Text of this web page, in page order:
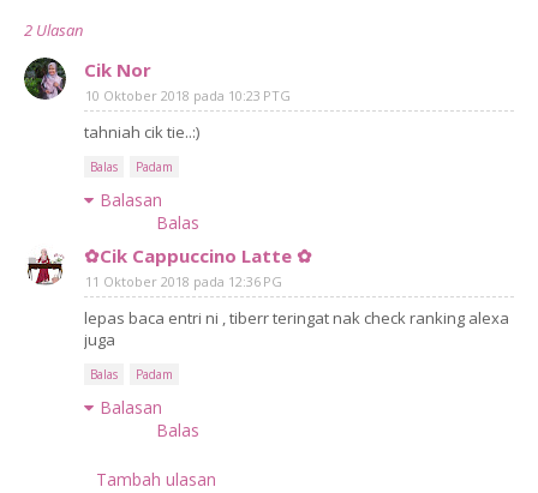
2 Ulasan
Cik Nor
10 Oktober 2018 pada 10:23 PTG
tahniah cik tie..:)
Balas Padam
Balasan
Balas
✿Cik Cappuccino Latte ✿
11 Oktober 2018 pada 12:36 PG
lepas baca entri ni , tiberr teringat nak check ranking alexa
juga
Balas Padam
Balasan
Balas
Tambah ulasan